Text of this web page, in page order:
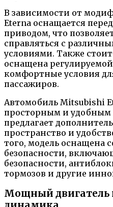
В зависимости от
Eterna оснащается
приводом, что
справляться с
условиями. Также
оснащена
комфортные условия
пассажиров.
Автомобиль Mitsubishi
просторным и удобным
предлагает
пространство и
того, модель оснащена
безопасности,
безопасности,
тормозов и другие
Мощный двигатель